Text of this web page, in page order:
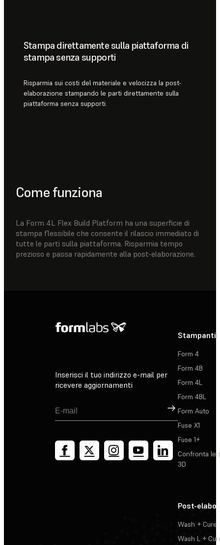
Stampa direttamente sulla piattaforma di
stampa senza supporti
Risparmia sui costi del materiale e velocizza la post-
elaborazione stampando le parti direttamente sulla
piattaforma senza supporti.
Come funziona
La Form 4L Flex Build Platform ha una superficie di
stampa flessibile che consente il rilascio immediato di
tutte le parti sulla piattaforma. Risparmia tempo
prezioso e passa rapidamente alla post-elaborazione.
Inserisci il tuo indirizzo e-mail per
ricevere aggiornamenti
Registrati
Stampanti
Form 4
Form 4B
Form 4L
Form 4BL
Form Auto
Fuse X1
Fuse 1+
Confronta le
3D
Post-
Wash + Cure
Wash L +